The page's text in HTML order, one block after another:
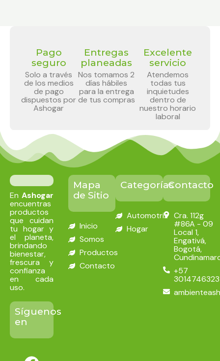
Pago
seguro
Solo a través
de los medios
de pago
dispuestos por
Ashogar
Entregas
planeadas
Nos tomamos 2
días hábiles
para la entrega
de tus compras
Excelente
servicio
Atendemos
todas tus
inquietudes
dentro de
nuestro horario
laboral
EnAshogar
encuentras
productos
que cuidan
tu hogar y
el planeta,
brindando
bienestar,
frescura y
confianza
en cada
uso.
Síguenos
en
Mapa
de Sitio
Inicio
Somos
Productos
Contacto
Categorías
Automotriz
Hogar
Contacto
Cra. 112g
#86A - 09
Local 1,
Engativá,
Bogotá,
+57
3014746323